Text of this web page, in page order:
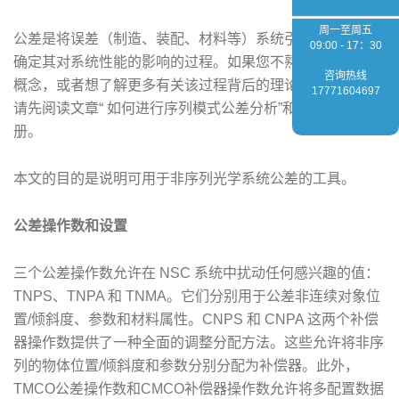
公差是将误差（制造、装配、材料等）系统引入光学系统以
确定其对系统性能的影响的过程。如果您不熟悉公差分析的
概念，或者想了解更多有关该过程背后的理论的详细信息，
请先阅读文章“ 如何进行序列模式公差分析”和软件帮助手
册。
本文的目的是说明可用于非序列光学系统公差的工具。
公差操作数和设置
三个公差操作数允许在 NSC 系统中扰动任何感兴趣的值：
TNPS、TNPA 和 TNMA。它们分别用于公差非连续对象位
置/倾斜度、参数和材料属性。CNPS 和 CNPA 这两个补偿
器操作数提供了一种全面的调整分配方法。这些允许将非序
列的物体位置/倾斜度和参数分别分配为补偿器。此外，
TMCO公差操作数和CMCO补偿器操作数允许将多配置数据
周一至周五
09:00 - 17：30
咨询热线
17771604697